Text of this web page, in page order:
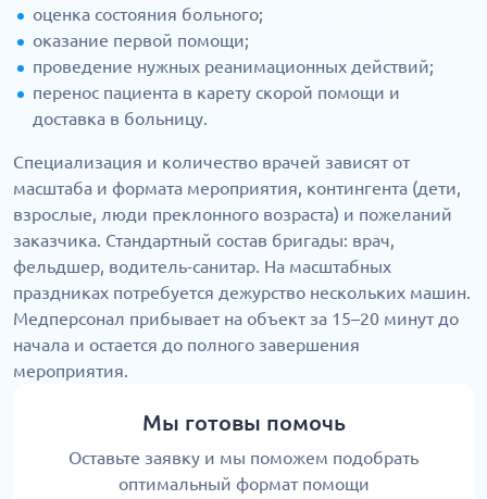
оценка состояния больного;
оказание первой помощи;
проведение нужных реанимационных действий;
перенос пациента в карету скорой помощи и
доставка в больницу.
Специализация и количество врачей зависят от
масштаба и формата мероприятия, контингента (дети,
взрослые, люди преклонного возраста) и пожеланий
заказчика. Стандартный состав бригады: врач,
фельдшер, водитель-санитар. На масштабных
праздниках потребуется дежурство нескольких машин.
Медперсонал прибывает на объект за 15–20 минут до
начала и остается до полного завершения
мероприятия.
Мы готовы помочь
Оставьте заявку и мы поможем подобрать
оптимальный формат помощи